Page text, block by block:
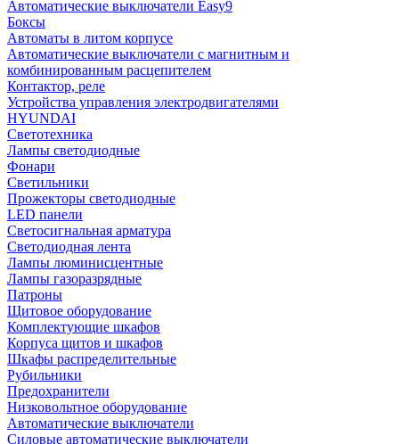
Автоматические выключатели Easy9
Боксы
Автоматы в литом корпусе
Автоматические выключатели с магнитным и
комбинированным расцепителем
Контактор, реле
Устройства управления электродвигателями
HYUNDAI
Светотехника
Лампы светодиодные
Фонари
Светильники
Прожекторы светодиодные
LED панели
Светосигнальная арматура
Светодиодная лента
Лампы люминисцентные
Лампы газоразрядные
Патроны
Щитовое оборудование
Комплектующие шкафов
Корпуса щитов и шкафов
Шкафы распределительные
Рубильники
Предохранители
Низковольтное оборудование
Автоматические выключатели
Силовые автоматические выключатели